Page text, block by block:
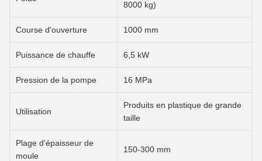
8000 kg)
Course d'ouverture 1000 mm
Puissance de chauffe 6,5 kW
Pression de la pompe 16 MPa
Utilisation
Produits en plastique de grande
taille
Plage d'épaisseur de
moule
150-300 mm